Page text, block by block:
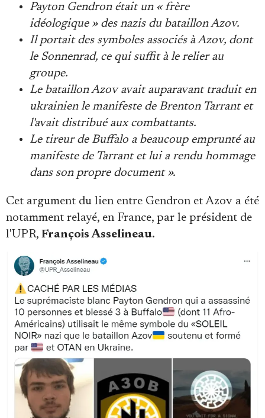
Payton Gendron était un « frère
idéologique » des nazis du bataillon Azov.
Il portait des symboles associés à Azov, dont
le Sonnenrad, ce qui suffit à le relier au
groupe.
Le bataillon Azov avait auparavant traduit en
ukrainien le manifeste de Brenton Tarrant et
l'avait distribué aux combattants.
Le tireur de Buffalo a beaucoup emprunté au
manifeste de Tarrant et lui a rendu hommage
dans son propre document ».
Cet argument du lien entre Gendron et Azov a été
notamment relayé, en France, par le président de
l'UPR, François Asselineau.